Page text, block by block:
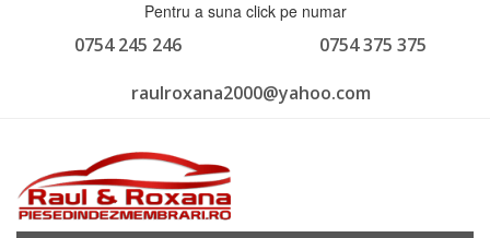
Pentru a suna click pe numar
0754 375 375
0754 245 246
raulroxana2000@yahoo.com